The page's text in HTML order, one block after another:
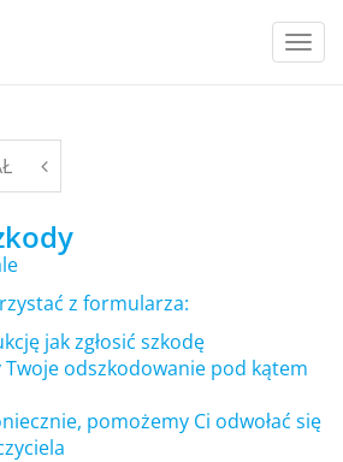
z formularza:
jak zgłosić szkodę
odszkodowanie pod kątem
pomożemy Ci odwołać się